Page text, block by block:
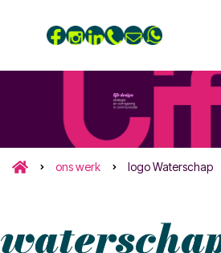
ons werk logo Waterschap